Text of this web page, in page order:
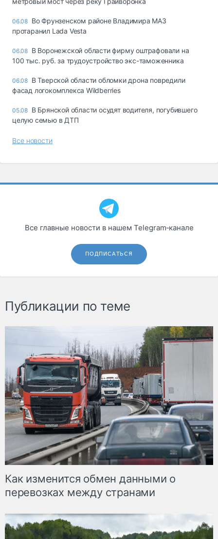
06.08 Во Фрунзенском районе Владимира МАЗ
протаранил Lada Vesta
06.08 В Воронежской области фирму оштрафовали на
100 тыс. руб. за трудоустройство экс-таможенника
06.08 В Тверской области обломки дрона повредили
фасад логокомплекса Wildberries
05.08 В Брянской области осудят водителя, погубившего
целую семью в ДТП
Все новости
Все главные новости в нашем Telegram‑канале
ПОДПИСАТЬСЯ
Публикации по теме
Как изменится обмен данными о
перевозках между странами